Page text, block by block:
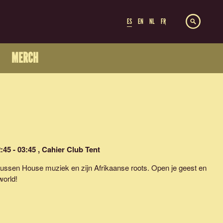
ES EN NL FR
MERCH
- 03:45 , Cahier Club Tent
House muziek en zijn Afrikaanse roots. Open je geest en